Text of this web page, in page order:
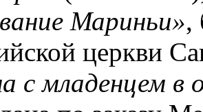
Мариньи»,
церкви
с младенцем в